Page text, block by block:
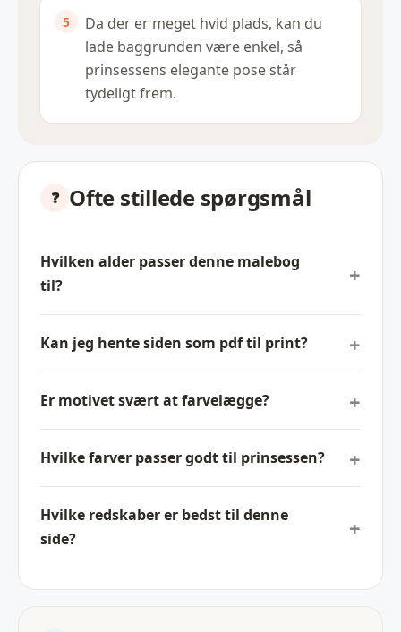
Da der er meget hvid plads, kan du
lade baggrunden være enkel, så
prinsessens elegante pose står
tydeligt frem.
Ofte stillede spørgsmål
Hvilken alder passer denne malebog
til?
Kan jeg hente siden som pdf til print?
Er motivet svært at farvelægge?
Hvilke farver passer godt til prinsessen?
Hvilke redskaber er bedst til denne
side?